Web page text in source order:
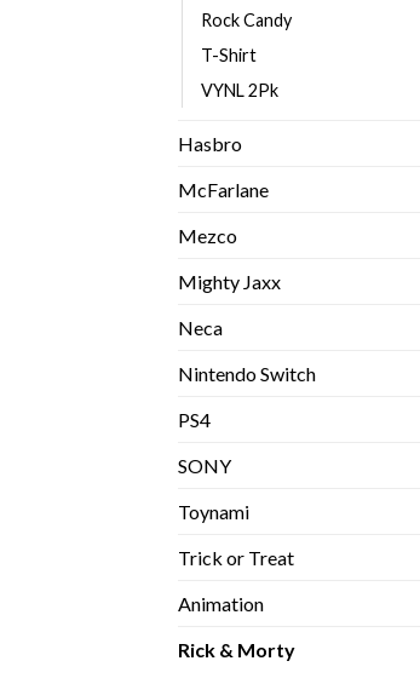
Rock Candy
T-Shirt
VYNL 2Pk
Hasbro
McFarlane
Mezco
Mighty Jaxx
Neca
Nintendo Switch
PS4
SONY
Toynami
Trick or Treat
Animation
Rick & Morty